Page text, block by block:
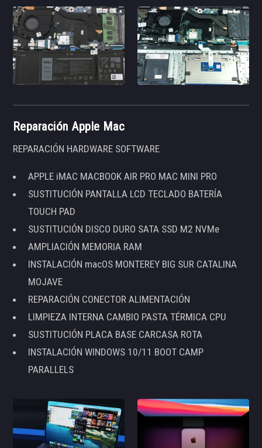
Reparación Apple Mac
REPARACIÓN HARDWARE SOFTWARE
APPLE iMAC MACBOOK AIR PRO MAC MINI PRO
SUSTITUCIÓN PANTALLA LCD TECLADO BATERÍA
TOUCH PAD
SUSTITUCIÓN DISCO DURO SATA SSD M2 NVMe
AMPLIACIÓN MEMORIA RAM
INSTALACIÓN macOS MONTEREY BIG SUR CATALINA
MOJAVE
REPARACIÓN CONECTOR ALIMENTACIÓN
LIMPIEZA INTERNA CAMBIO PASTA TÉRMICA CPU
SUSTITUCIÓN PLACA BASE CARCASA ROTA
INSTALACIÓN WINDOWS 10/11 BOOT CAMP
PARALLELS